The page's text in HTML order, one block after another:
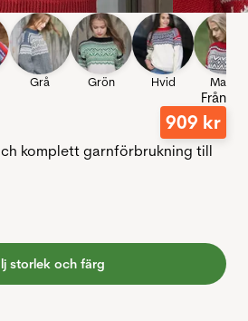
Grå Grön Hvid Marin
Från
909 kr
komplett garnförbrukning till
storlek och färg